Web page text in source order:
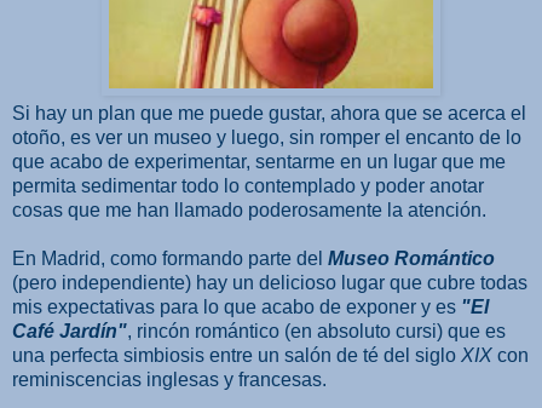
Si hay un plan que me puede gustar, ahora que se acerca el
otoño, es ver un museo y luego, sin romper el encanto de lo
que acabo de experimentar, sentarme en un lugar que me
permita sedimentar todo lo contemplado y poder anotar
cosas que me han llamado poderosamente la atención.
En Madrid, como formando parte del Museo Romántico
(pero independiente) hay un delicioso lugar que cubre todas
mis expectativas para lo que acabo de exponer y es "El
Café Jardín", rincón romántico (en absoluto cursi) que es
una perfecta simbiosis entre un salón de té del siglo XIX con
reminiscencias inglesas y francesas.